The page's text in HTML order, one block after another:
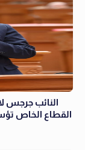
النائب جرجس
القطاع الخاص